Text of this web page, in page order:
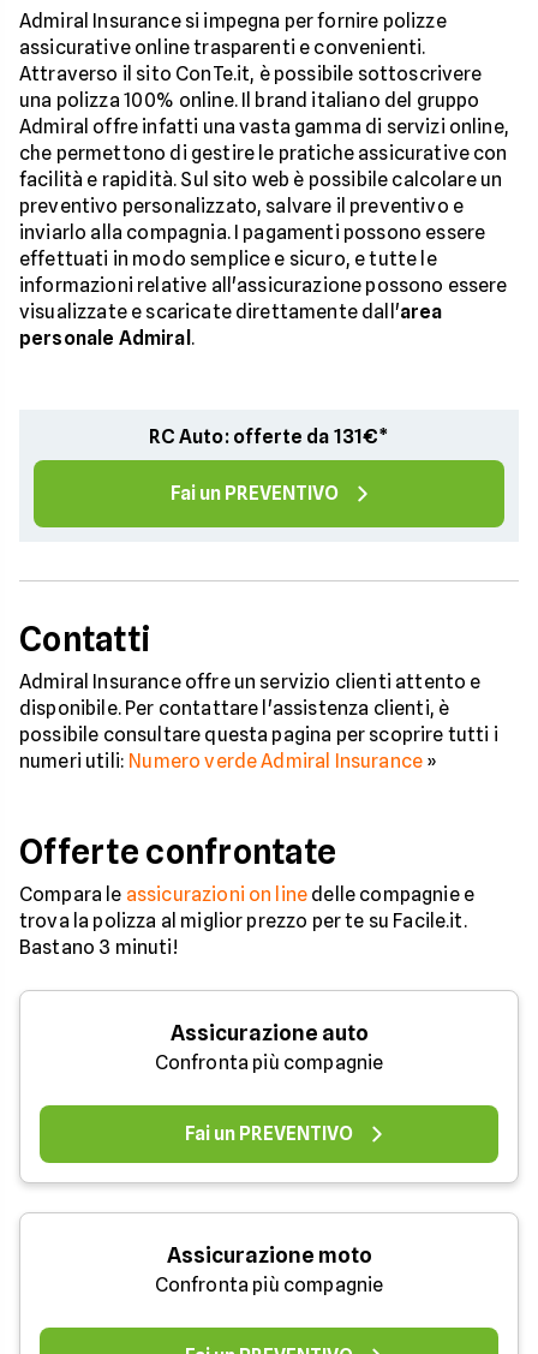
Admiral Insurance si impegna per fornire polizze
assicurative online trasparenti e convenienti.
Attraverso il sito ConTe.it, è possibile sottoscrivere
una polizza 100% online. Il brand italiano del gruppo
Admiral offre infatti una vasta gamma di servizi online,
che permettono di gestire le pratiche assicurative con
facilità e rapidità. Sul sito web è possibile calcolare un
preventivo personalizzato, salvare il preventivo e
inviarlo alla compagnia. I pagamenti possono essere
effettuati in modo semplice e sicuro, e tutte le
informazioni relative all'assicurazione possono essere
visualizzate e scaricate direttamente dall'area
personale Admiral .
RC Auto: offerte da 131€*
Fai un PREVENTIVO
Contatti
Admiral Insurance offre un servizio clienti attento e
disponibile. Per contattare l'assistenza clienti, è
possibile consultare questa pagina per scoprire tutti i
numeri utili: Numero verde Admiral Insurance »
Offerte confrontate
Compara le assicurazioni on line delle compagnie e
trova la polizza al miglior prezzo per te su Facile.it.
Bastano 3 minuti!
Assicurazione auto
Confronta più compagnie
Fai un PREVENTIVO
Assicurazione moto
Confronta più compagnie